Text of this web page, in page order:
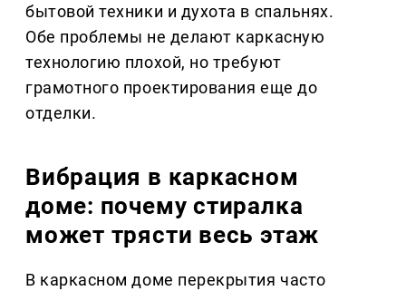
бытовой техники и духота в спальнях.
Обе проблемы не делают каркасную
технологию плохой, но требуют
грамотного проектирования еще до
отделки.
Вибрация в каркасном
доме: почему стиралка
может трясти весь этаж
В каркасном доме перекрытия часто